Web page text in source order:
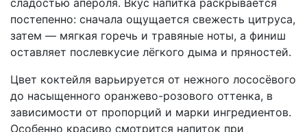
сладостью апероля. Вкус напитка раскрывается
постепенно: сначала ощущается свежесть цитруса,
затем — мягкая горечь и травяные ноты, а финиш
оставляет послевкусие лёгкого дыма и пряностей.
Цвет коктейля варьируется от нежного лососёвого
до насыщенного оранжево-розового оттенка, в
зависимости от пропорций и марки ингредиентов.
Особенно красиво смотрится напиток при